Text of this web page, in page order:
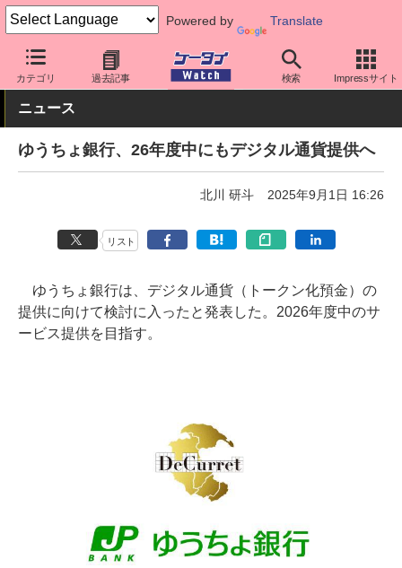
Powered by Translate
カテゴリ 過去記事 検索 Impressサイト
ケータイ Watch 業界動向 企業動向
ニュース
ゆうちょ銀行、26年度中にもデジタル通貨提供へ
北川 研斗 2025年9月1日 16:26
リスト
ゆうちょ銀行は、デジタル通貨（トークン化預金）の
提供に向けて検討に入ったと発表した。2026年度中のサ
ービス提供を目指す。